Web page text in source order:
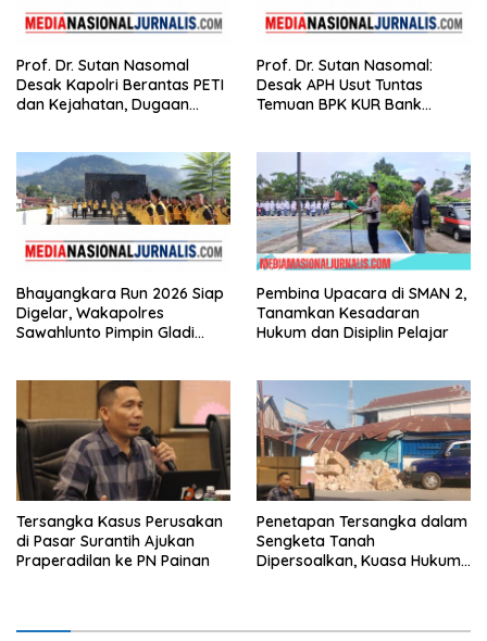
Prof. Dr. Sutan Nasomal
Desak Kapolri Berantas PETI
dan Kejahatan, Dugaan
Prof. Dr. Sutan Nasomal:
Desak APH Usut Tuntas
Temuan BPK KUR Bank
Bhayangkara Run 2026 Siap
Digelar, Wakapolres
Sawahlunto Pimpin Gladi
Pembina Upacara di SMAN 2,
Tanamkan Kesadaran
Hukum dan Disiplin Pelajar
Tersangka Kasus Perusakan
di Pasar Surantih Ajukan
Praperadilan ke PN Painan
Penetapan Tersangka dalam
Sengketa Tanah
Dipersoalkan, Kuasa Hukum